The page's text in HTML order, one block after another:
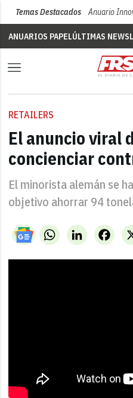
Temas Destacados Anuario
ANUARIOS PAPELÚLTIMAS
RETAILERS
El anuncio viral
concienciar
El minorista alemán se
objetivo ahorrar 94
WhatsAppLinkedIn